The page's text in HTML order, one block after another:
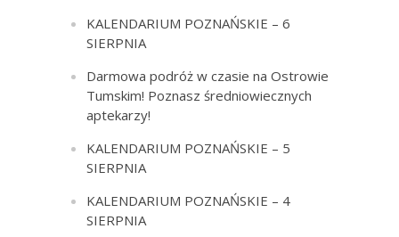
KALENDARIUM POZNAŃSKIE – 6
SIERPNIA
Darmowa podróż w czasie na Ostrowie
Tumskim! Poznasz średniowiecznych
aptekarzy!
KALENDARIUM POZNAŃSKIE – 5
SIERPNIA
KALENDARIUM POZNAŃSKIE – 4
SIERPNIA